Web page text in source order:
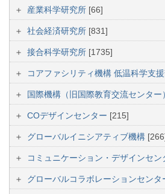
産業科学研究所 [66]
社会経済研究所 [831]
接合科学研究所 [1735]
コアファシリティ機構 低温科学支
国際機構（旧国際教育交流センター
COデザインセンター [215]
グローバルイニシアティブ機構
コミュニケーション・デザインセン
グローバルコラボレーションセンタ